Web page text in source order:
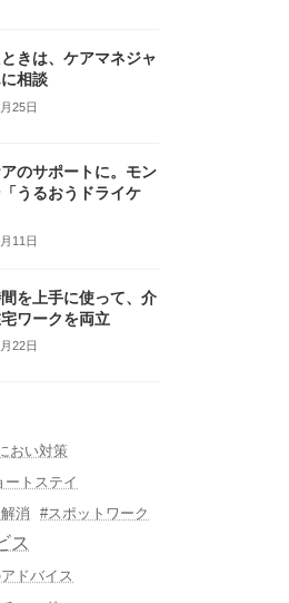
きは、ケアマネジャ
相談
25日
のサポートに。モン
うるおうドライケ
11日
を上手に使って、介
ワークを両立
22日
おい対策
ートステイ
消
#スポットワーク
ス
ドバイス